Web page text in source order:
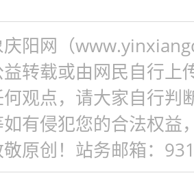
庆阳网（
转载或由网民自行上
观点，请大家自行判
有侵犯您的合法权益
原创！站务邮箱：